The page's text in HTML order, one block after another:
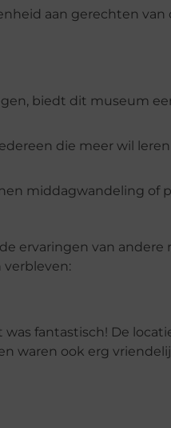
aan gerechten
biedt dit museum
die meer wil
middagwandeling of
ervaringen van andere
verbleven:
was fantastisch! De
waren ook erg